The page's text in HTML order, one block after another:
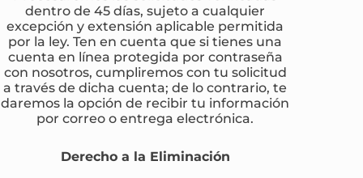
dentro de 45 días, sujeto a cualquier
excepción y extensión aplicable permitida
por la ley. Ten en cuenta que si tienes una
cuenta en línea protegida por contraseña
con nosotros, cumpliremos con tu solicitud
a través de dicha cuenta; de lo contrario, te
daremos la opción de recibir tu información
por correo o entrega electrónica.
Derecho a la Eliminación